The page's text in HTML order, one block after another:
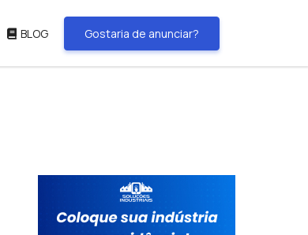
BLOG Gostaria de anunciar?